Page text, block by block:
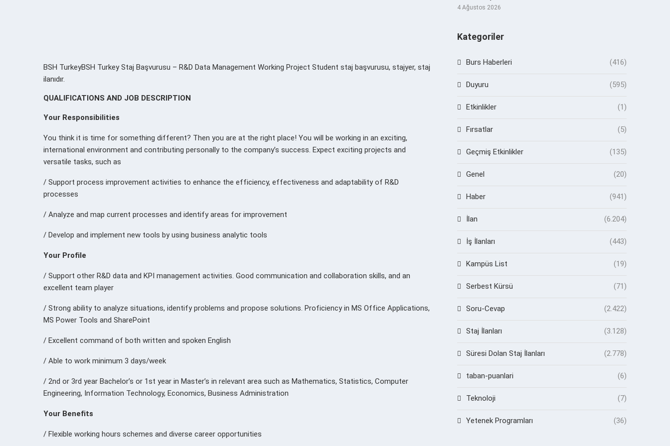
BSH TurkeyBSH Turkey Staj Başvurusu – R&D Data Management Working Project Student staj başvurusu, stajyer, staj
ilanıdır.
QUALIFICATIONS AND JOB DESCRIPTION
Your Responsibilities
You think it is time for something different? Then you are at the right place! You will be working in an exciting,
international environment and contributing personally to the company’s success. Expect exciting projects and
versatile tasks, such as
/ Support process improvement activities to enhance the efficiency, effectiveness and adaptability of R&D
processes
/ Analyze and map current processes and identify areas for improvement
/ Develop and implement new tools by using business analytic tools
Your Profile
/ Support other R&D data and KPI management activities. Good communication and collaboration skills, and an
excellent team player
/ Strong ability to analyze situations, identify problems and propose solutions. Proficiency in MS Office Applications,
MS Power Tools and SharePoint
/ Excellent command of both written and spoken English
/ Able to work minimum 3 days/week
/ 2nd or 3rd year Bachelor’s or 1st year in Master’s in relevant area such as Mathematics, Statistics, Computer
Engineering, Information Technology, Economics, Business Administration
Your Benefits
/ Flexible working hours schemes and diverse career opportunities
4 Ağustos 2026
Kategoriler
Burs Haberleri (416)
Duyuru (595)
Etkinlikler (1)
Fırsatlar (5)
Geçmiş Etkinlikler (135)
Genel (20)
Haber (941)
İlan (6.204)
İş İlanları (443)
Kampüs List (19)
Serbest Kürsü (71)
Soru-Cevap (2.422)
Staj İlanları (3.128)
Süresi Dolan Staj İlanları (2.778)
taban-puanlari (6)
Teknoloji (7)
Yetenek Programları (36)